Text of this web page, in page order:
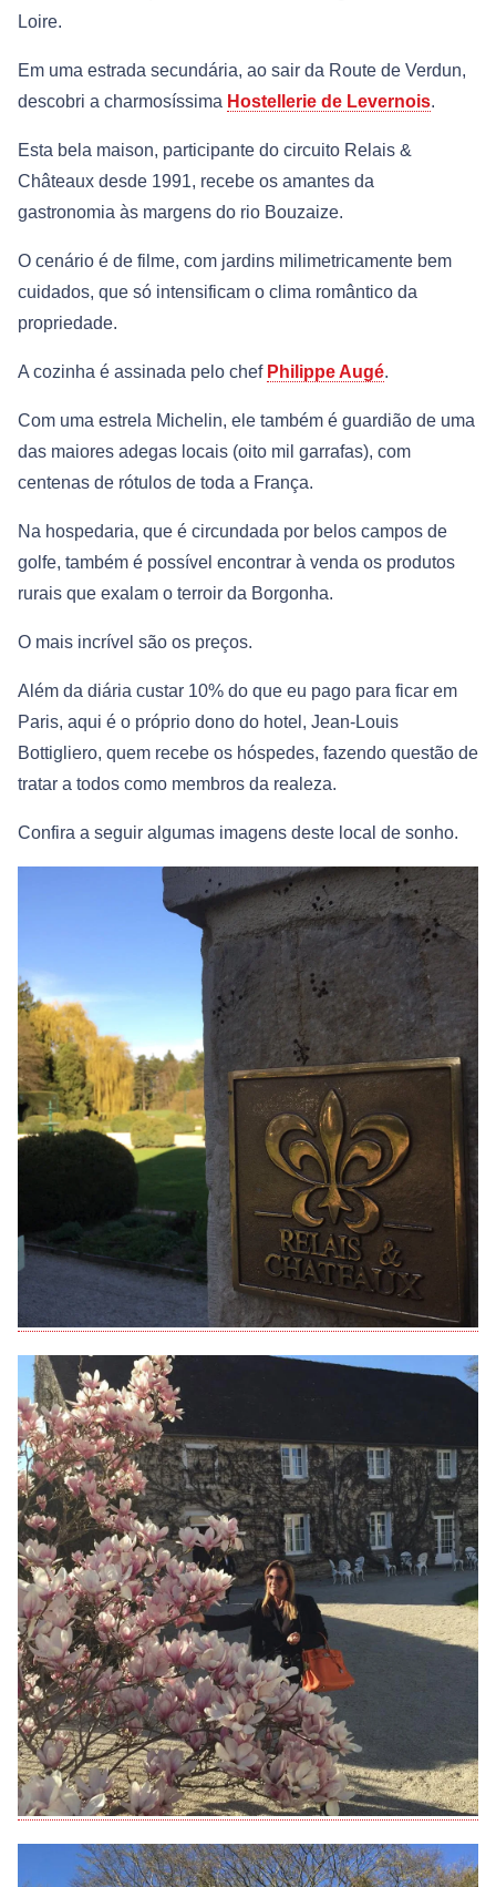
Loire.
Em uma estrada secundária, ao sair da Route de Verdun,
descobri a charmosíssima Hostellerie de Levernois.
Esta bela maison, participante do circuito Relais &
Châteaux desde 1991, recebe os amantes da
gastronomia às margens do rio Bouzaize.
O cenário é de filme, com jardins milimetricamente bem
cuidados, que só intensificam o clima romântico da
propriedade.
A cozinha é assinada pelo chef Philippe Augé.
Com uma estrela Michelin, ele também é guardião de uma
das maiores adegas locais (oito mil garrafas), com
centenas de rótulos de toda a França.
Na hospedaria, que é circundada por belos campos de
golfe, também é possível encontrar à venda os produtos
rurais que exalam o terroir da Borgonha.
O mais incrível são os preços.
Além da diária custar 10% do que eu pago para ficar em
Paris, aqui é o próprio dono do hotel, Jean-Louis
Bottigliero, quem recebe os hóspedes, fazendo questão de
tratar a todos como membros da realeza.
Confira a seguir algumas imagens deste local de sonho.